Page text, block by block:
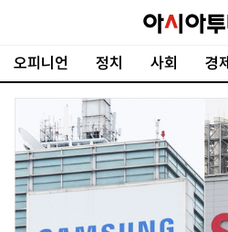
오피니언 정치 사회 경제
뉴
스
최
신
속
보
정
치
사
회
경
제
국
제
오
피
니
언
피
플
아
투
시
티
문
화
·
스
포
포
토